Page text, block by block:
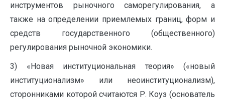
инструментов рыночного саморегулирования, а
также на определении приемлемых границ, форм и
средств государственного (общественного)
регулирования рыночной экономики.
3) «Новая институциональная теория» («новый
институционализм» или неоинституционализм),
сторонниками которой считаются Р. Коуз (основатель